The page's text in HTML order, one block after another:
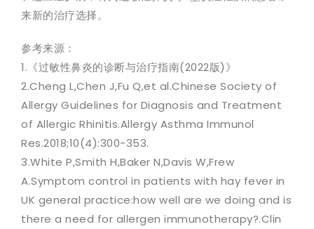
来新的治疗选择。
参考来源：
1.《过敏性鼻炎的诊断与治疗指南(2022版)》
2.Cheng L,Chen J,Fu Q,et al.Chinese Society of
Allergy Guidelines for Diagnosis and Treatment
of Allergic Rhinitis.Allergy Asthma Immunol
Res.2018;10(4):300-353.
3.White P,Smith H,Baker N,Davis W,Frew
A.Symptom control in patients with hay fever in
UK general practice:how well are we doing and is
there a need for allergen immunotherapy?.Clin